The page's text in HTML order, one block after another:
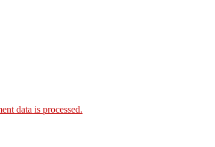
data is processed.